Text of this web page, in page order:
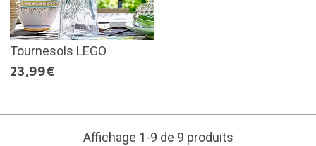
Tournesols LEGO
23,99€
Affichage 1-9 de 9 produits